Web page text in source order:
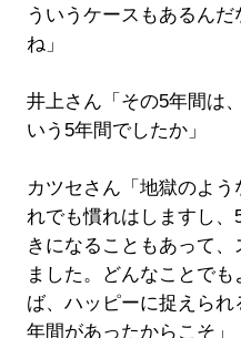
ういうケースもあるん
ね」
井上さん「その5年間は
いう5年間でしたか」
カツセさん「地獄のよ
れでも慣れはしますし
きになることもあって
ました。どんなことで
ば、ハッピーに捉えら
年間があったからこそ」